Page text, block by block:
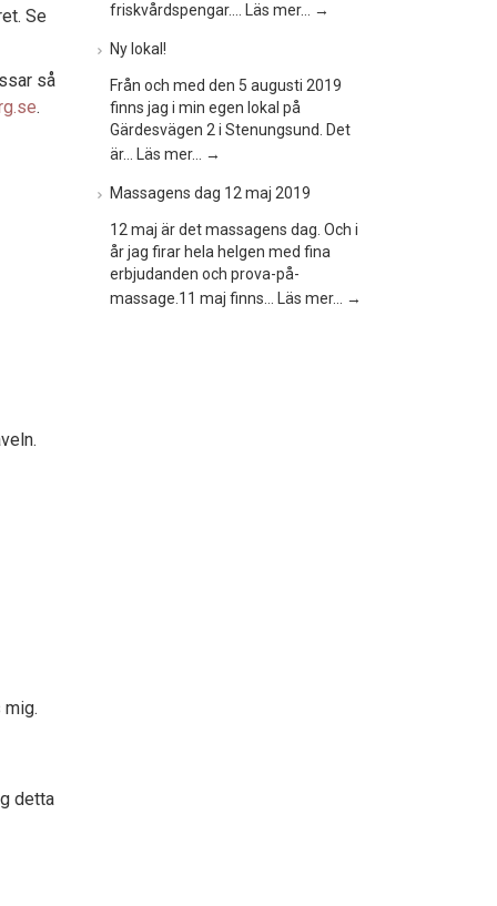
Se
så
.
detta
friskvårdspengar.…
Läs mer… →
Ny lokal!
Från och med den 5 augusti 2019
finns jag i min egen lokal på
Gärdesvägen 2 i Stenungsund. Det
är…
Läs mer… →
Massagens dag 12 maj 2019
12 maj är det massagens dag. Och i
år jag firar hela helgen med fina
erbjudanden och prova-på-
massage.11 maj finns…
Läs mer… →